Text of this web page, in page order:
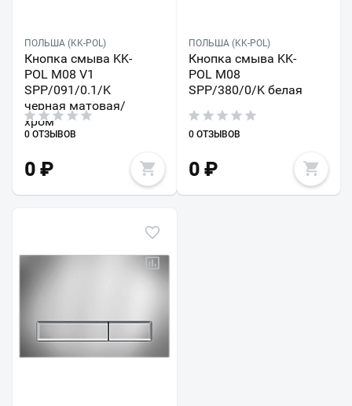
ПОЛЬША (KK-POL)
Кнопка смыва KK-
POL M08 V1
SPP/091/0.1/K
черная матовая/
хром
0 ОТЗЫВОВ
0 ₽
ПОЛЬША (KK-POL)
Кнопка смыва KK-
POL M08
SPP/380/0/K белая
0 ОТЗЫВОВ
0₽